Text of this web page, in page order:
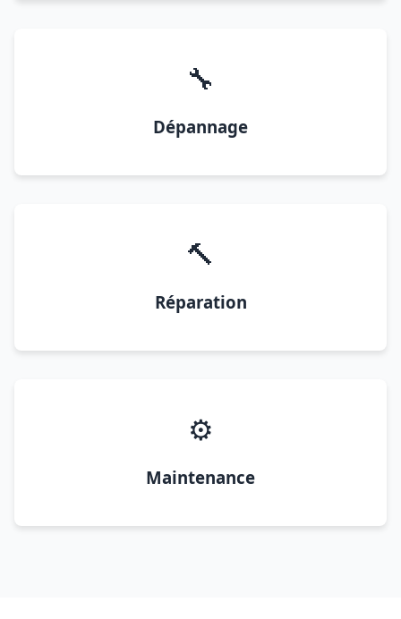
🔧
Dépannage
🔨
Réparation
⚙️
Maintenance